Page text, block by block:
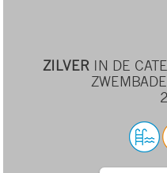
ZILVER IN DE